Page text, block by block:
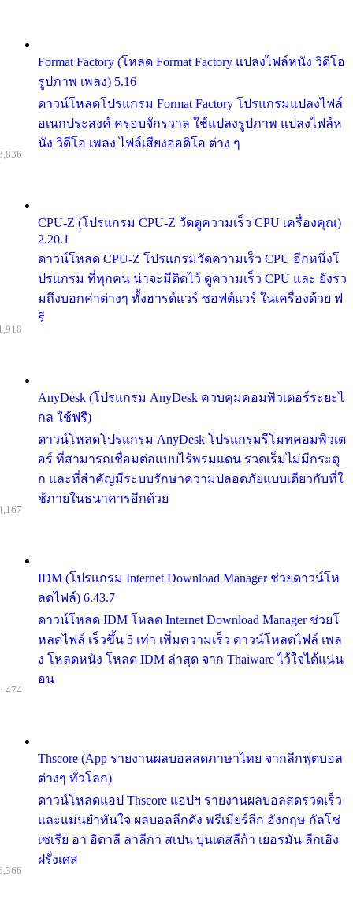
Format Factory (โหลด Format Factory แปลงไฟล์หนัง วิดีโอ
รูปภาพ เพลง) 5.16
ดาวน์โหลดโปรแกรม Format Factory โปรแกรมแปลงไฟล์
อเนกประสงค์ ครอบจักรวาล ใช้แปลงรูปภาพ แปลงไฟล์ห
นัง วิดีโอ เพลง ไฟล์เสียงออดิโอ ต่าง ๆ
CPU-Z (โปรแกรม CPU-Z วัดดูความเร็ว CPU เครื่องคุณ)
2.20.1
ดาวน์โหลด CPU-Z โปรแกรมวัดความเร็ว CPU อีกหนึ่งโ
ปรแกรม ที่ทุกคน น่าจะมีติดไว้ ดูความเร็ว CPU และ ยังรว
มถึงบอกค่าต่างๆ ทั้งฮารด์แวร์ ซอฟต์แวร์ ในเครื่องด้วย ฟ
รี
AnyDesk (โปรแกรม AnyDesk ควบคุมคอมพิวเตอร์ระยะไ
กล ใช้ฟรี)
ดาวน์โหลดโปรแกรม AnyDesk โปรแกรมรีโมทคอมพิวเต
อร์ ที่สามารถเชื่อมต่อแบบไร้พรมแดน รวดเร็มไม่มีกระตุ
ก และที่สำคัญมีระบบรักษาความปลอดภัยแบบเดียวกับที่ใ
ช้ภายในธนาคารอีกด้วย
IDM (โปรแกรม Internet Download Manager ช่วยดาวน์โห
ลดไฟล์) 6.43.7
ดาวน์โหลด IDM โหลด Internet Download Manager ช่วยโ
หลดไฟล์ เร็วขึ้น 5 เท่า เพิ่มความเร็ว ดาวน์โหลดไฟล์ เพล
ง โหลดหนัง โหลด IDM ล่าสุด จาก Thaiware ไว้ใจได้แน่น
อน
Thscore (App รายงานผลบอลสดภาษาไทย จากลีกฟุตบอล
ต่างๆ ทั่วโลก)
ดาวน์โหลดแอป Thscore แอปฯ รายงานผลบอลสดรวดเร็ว
และแม่นยำทันใจ ผลบอลลีกดัง พรีเมียร์ลีก อังกฤษ กัลโช่
เซเรีย อา อิตาลี ลาลีกา สเปน บุนเดสลีก้า เยอรมัน ลีกเอิง
ฝรั่งเศส
474